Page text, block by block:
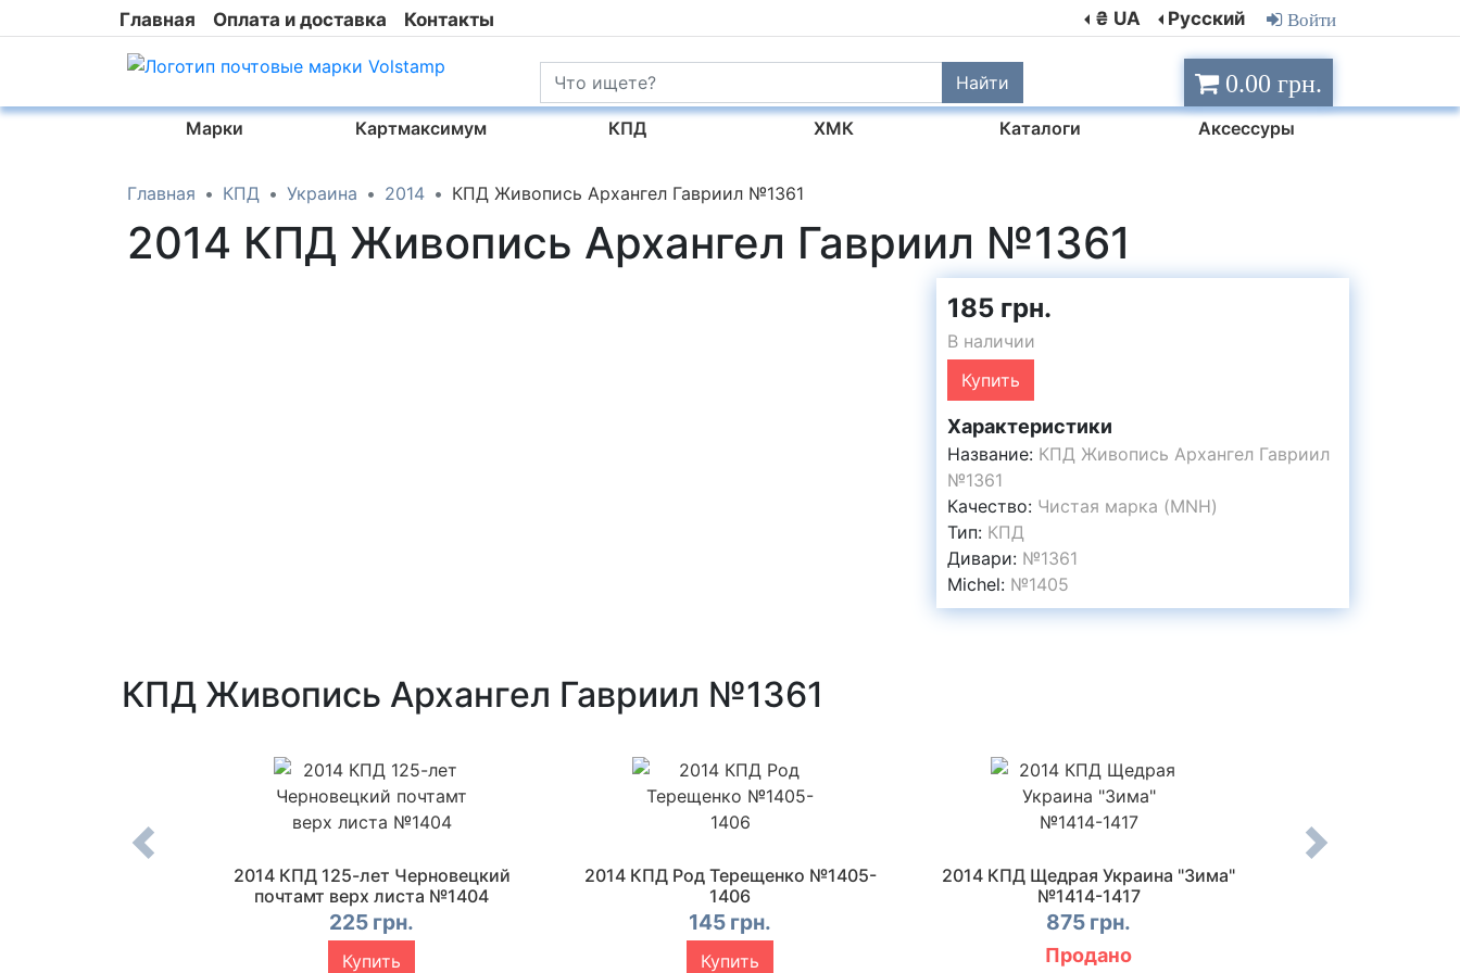
Главная Оплата и доставка Контакты ₴ UA Русский Войти
Найти 0.00 грн.
Марки Картмаксимум КПД ХМК Каталоги Аксессуры
Главная КПД Украина 2014 КПД Живопись Архангел Гавриил №1361
2014 КПД Живопись Архангел Гавриил №1361
185 грн.
В наличии
Купить
Характеристики
Название: КПД Живопись Архангел Гавриил
№1361
Качество: Чистая марка (MNH)
Тип: КПД
Дивари: №1361
Michel: №1405
КПД Живопись Архангел Гавриил №1361
2014 КПД 125-лет Черновецкий
почтамт верх листа №1404
225 грн.
Купить
2014 КПД Род Терещенко №1405-
1406
145 грн.
Купить
2014 КПД Щедрая Украина "Зима"
№1414-1417
875 грн.
Продано